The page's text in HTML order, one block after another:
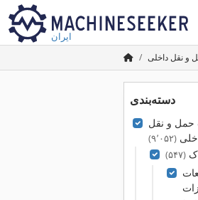
ایران
و نقل داخلی
دسته‌بندی
حمل و نقل
(۹٬۰۵۲)
(۵۴۷)